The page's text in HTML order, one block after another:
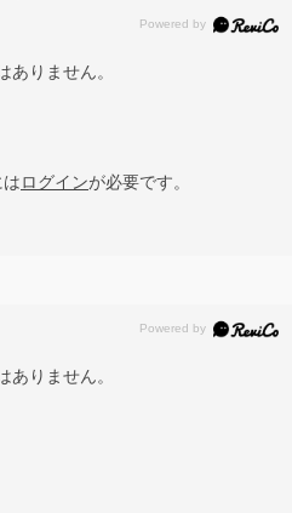
ありません。
ログインが必要です。
ありません。